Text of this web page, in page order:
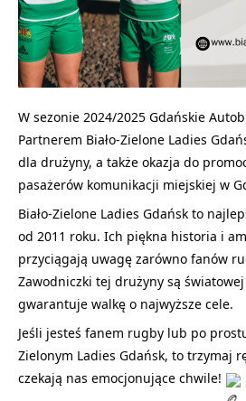
W sezonie 2024/2025 Gdańskie
Partnerem Biało-Zielone Ladies
dla drużyny, a także okazja do
pasażerów komunikacji miejskiej w
Biało-Zielone Ladies Gdańsk to
od 2011 roku. Ich piękna historia i
przyciągają uwagę zarówno fanów
Zawodniczki tej drużyny są
gwarantuje walkę o najwyższe cele.
Jeśli jesteś fanem rugby lub po
Zielonym Ladies Gdańsk, to trzymaj
czekają nas emocjonujące chwile!